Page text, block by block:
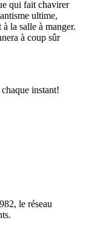
qui fait chavirer
ultime,
la salle à manger.
à coup sûr
instant!
le réseau